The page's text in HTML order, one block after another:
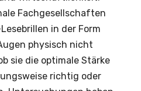
Fachgesellschaften
in der Form
physisch nicht
sie die optimale Stärke
richtig oder